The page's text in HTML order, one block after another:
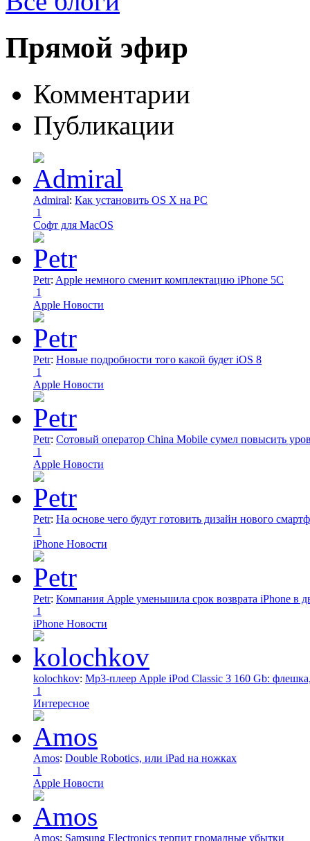
Прямой эфир
Комментарии
Публикации
Admiral: Как установить OS X на PC
1
Софт для MacOS
Petr: Apple немного сменит комплектацию iPhone 5C
1
Apple Новости
Petr: Новые подробности того какой будет iOS 8
1
Apple Новости
Petr: Сотовый оператор China Mobile сумел повысить
1
Apple Новости
Petr: На основе чего будут готовить дизайн нового
1
iPhone Новости
Petr: Компания Apple уменьшила срок возврата iPhone в
1
iPhone Новости
kolochkov: Mp3-плеер Apple iPod Classic 3 160 Gb:
1
Интересное
Amos: Double Robotics, или iPad на ножках
1
Apple Новости
Amos: Samsung Electronics терпит громадные убытки